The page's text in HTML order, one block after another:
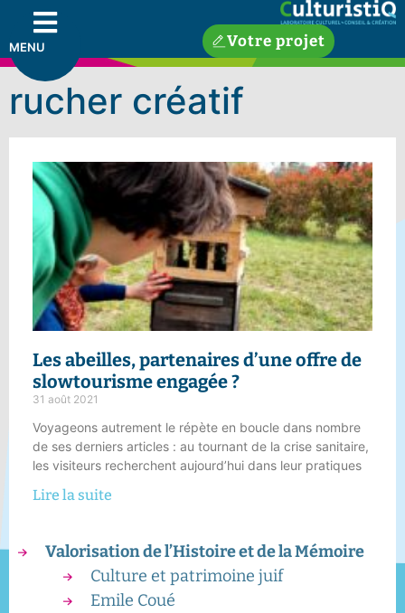
MENU Votre projet
rucher créatif
Les abeilles, partenaires d’une offre de
slowtourisme engagée ?
31 août 2021
Voyageons autrement le répète en boucle dans nombre
de ses derniers articles : au tournant de la crise sanitaire,
les visiteurs recherchent aujourd’hui dans leur pratiques
Lire la suite
Valorisation de l’Histoire et de la Mémoire
Culture et patrimoine juif
Emile Coué